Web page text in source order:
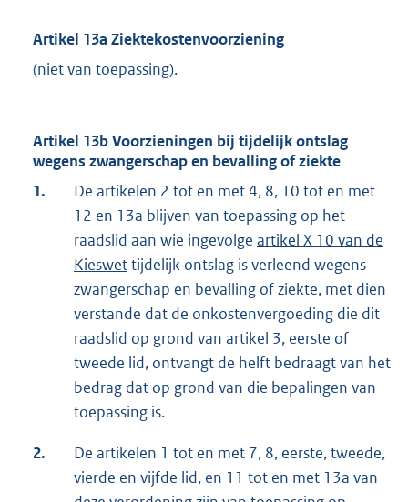
Artikel 13a Ziektekostenvoorziening
(niet van toepassing).
Artikel 13b Voorzieningen bij tijdelijk ontslag
wegens zwangerschap en bevalling of ziekte
1.
De artikelen 2 tot en met 4, 8, 10 tot en met
12 en 13a blijven van toepassing op het
raadslid aan wie ingevolge artikel X 10 van de
Kieswettijdelijk ontslag is verleend wegens
zwangerschap en bevalling of ziekte, met dien
verstande dat de onkostenvergoeding die dit
raadslid op grond van artikel 3, eerste of
tweede lid, ontvangt de helft bedraagt van het
bedrag dat op grond van die bepalingen van
toepassing is.
2.
De artikelen 1 tot en met 7, 8, eerste, tweede,
vierde en vijfde lid, en 11 tot en met 13a van